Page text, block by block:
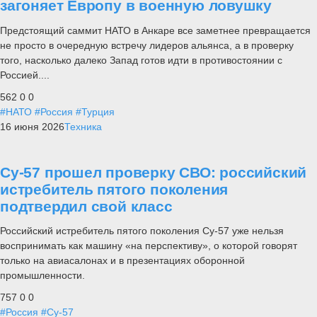
загоняет Европу в военную ловушку
Предстоящий саммит НАТО в Анкаре все заметнее превращается
не просто в очередную встречу лидеров альянса, а в проверку
того, насколько далеко Запад готов идти в противостоянии с
Россией....
562 0 0
#НАТО #Россия #Турция
16 июня 2026Техника
Су-57 прошел проверку СВО: российский
истребитель пятого поколения
подтвердил свой класс
Российский истребитель пятого поколения Су-57 уже нельзя
воспринимать как машину «на перспективу», о которой говорят
только на авиасалонах и в презентациях оборонной
промышленности.
757 0 0
#Россия #Су-57